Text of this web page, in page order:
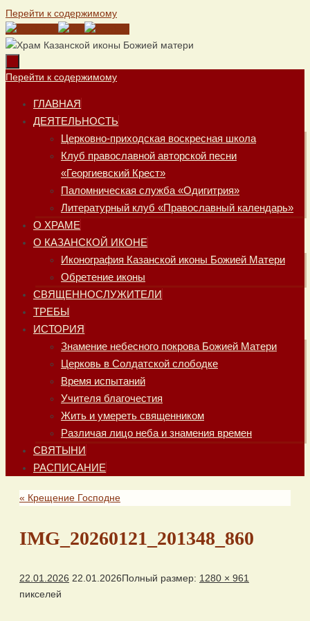
Перейти к содержимому
Перейти к содержимому
ГЛАВНАЯ
ДЕЯТЕЛЬНОСТЬ
Церковно-приходская воскресная школа
Клуб православной авторской песни
«Георгиевский Крест»
Паломническая служба «Одигитрия»
Литературный клуб «Православный календарь»
О ХРАМЕ
О КАЗАНСКОЙ ИКОНЕ
Иконография Казанской иконы Божией Матери
Обретение иконы
СВЯЩЕННОСЛУЖИТЕЛИ
ТРЕБЫ
ИСТОРИЯ
Знамение небесного покрова Божией Матери
Церковь в Солдатской слободке
Время испытаний
Учителя благочестия
Жить и умереть священником
Различая лицо неба и знамения времен
СВЯТЫНИ
РАСПИСАНИЕ
« Крещение Господне
IMG_20260121_201348_860
22.01.2026 22.01.2026Полный размер: 1280 × 961
пикселей